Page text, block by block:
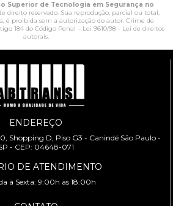
Superior de Tecnologia em Segurança no
direito reservado. Sua reprodução, parcial ou total,
é proibida sem a autorização do autor. Crime de
184 do Código Penal – Lei 9610/98 - Lei de direitos
autorais.
ENDEREÇO
Shopping D, Piso G3 - Canindé São Paulo -
- CEP: 04648-071
DE ATENDIMENTO
à Sexta: 9:00h às 18:00h